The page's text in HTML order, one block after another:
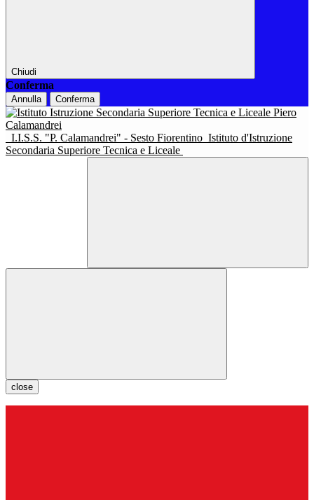
Chiudi
Conferma
Annulla Conferma
I.I.S.S. "P. Calamandrei" - Sesto Fiorentino Istituto d'Istruzione
Secondaria Superiore Tecnica e Liceale
close